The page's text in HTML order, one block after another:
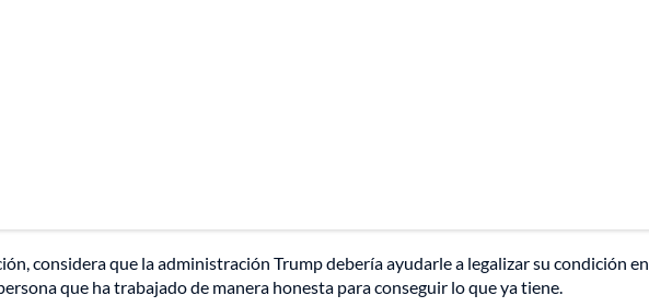
considera que la administración Trump debería ayudarle a legalizar su condición en
que ha trabajado de manera honesta para conseguir lo que ya tiene.